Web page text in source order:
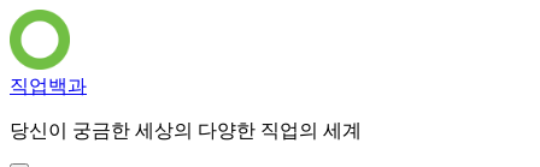
직업백과
당신이 궁금한 세상의 다양한 직업의 세계